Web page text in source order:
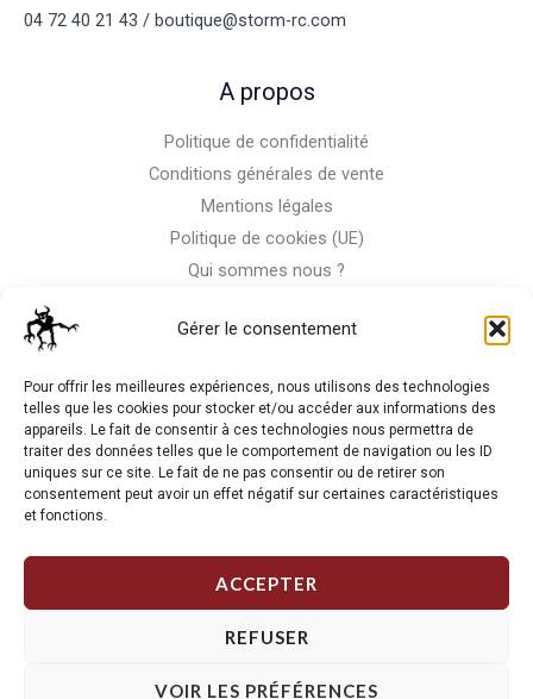
Gérer le consentement
Pour offrir les meilleures expériences, nous utilisons des technologies
telles que les cookies pour stocker et/ou accéder aux informations des
appareils. Le fait de consentir à ces technologies nous permettra de
traiter des données telles que le comportement de navigation ou les ID
uniques sur ce site. Le fait de ne pas consentir ou de retirer son
consentement peut avoir un effet négatif sur certaines caractéristiques
et fonctions.
ACCEPTER
REFUSER
VOIR LES PRÉFÉRENCES
04 72 40 21 43 / boutique@storm-rc.com
A propos
Politique de confidentialité
Conditions générales de vente
Mentions légales
Politique de cookies (UE)
Qui sommes nous ?
La RC n'est pas notre seule passion, venez visiter notre shop
de motos
Copyright © 2026 Storm RC. Powered by Storm Team.